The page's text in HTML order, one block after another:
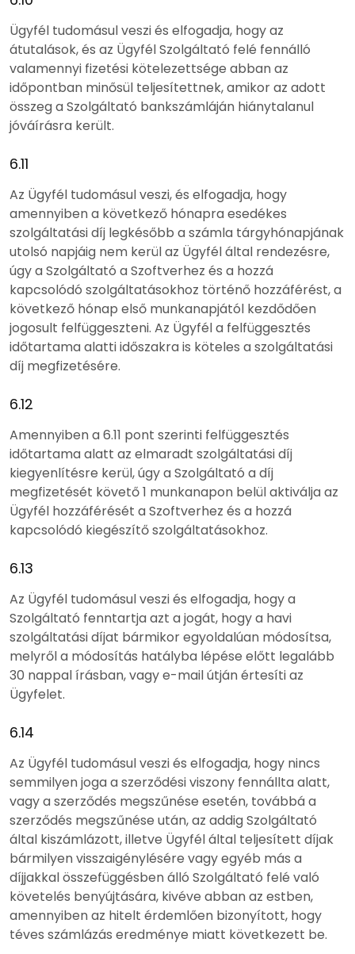
Ügyfél tudomásul veszi és elfogadja, hogy az
átutalások, és az Ügyfél Szolgáltató felé fennálló
valamennyi fizetési kötelezettsége abban az
időpontban minősül teljesítettnek, amikor az adott
összeg a Szolgáltató bankszámláján hiánytalanul
jóváírásra került.
6.11
Az Ügyfél tudomásul veszi, és elfogadja, hogy
amennyiben a következő hónapra esedékes
szolgáltatási díj legkésőbb a számla tárgyhónapjának
utolsó napjáig nem kerül az Ügyfél által rendezésre,
úgy a Szolgáltató a Szoftverhez és a hozzá
kapcsolódó szolgáltatásokhoz történő hozzáférést, a
következő hónap első munkanapjától kezdődően
jogosult felfüggeszteni. Az Ügyfél a felfüggesztés
időtartama alatti időszakra is köteles a szolgáltatási
díj megfizetésére.
6.12
Amennyiben a 6.11 pont szerinti felfüggesztés
időtartama alatt az elmaradt szolgáltatási díj
kiegyenlítésre kerül, úgy a Szolgáltató a díj
megfizetését követő 1 munkanapon belül aktiválja az
Ügyfél hozzáférését a Szoftverhez és a hozzá
kapcsolódó kiegészítő szolgáltatásokhoz.
6.13
Az Ügyfél tudomásul veszi és elfogadja, hogy a
Szolgáltató fenntartja azt a jogát, hogy a havi
szolgáltatási díjat bármikor egyoldalúan módosítsa,
melyről a módosítás hatályba lépése előtt legalább
30 nappal írásban, vagy e-mail útján értesíti az
Ügyfelet.
6.14
Az Ügyfél tudomásul veszi és elfogadja, hogy nincs
semmilyen joga a szerződési viszony fennállta alatt,
vagy a szerződés megszűnése esetén, továbbá a
szerződés megszűnése után, az addig Szolgáltató
által kiszámlázott, illetve Ügyfél által teljesített díjak
bármilyen visszaigénylésére vagy egyéb más a
díjjakkal összefüggésben álló Szolgáltató felé való
követelés benyújtására, kivéve abban az estben,
amennyiben az hitelt érdemlően bizonyított, hogy
téves számlázás eredménye miatt következett be.